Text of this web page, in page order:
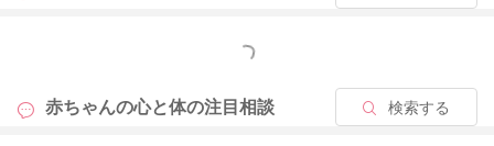
もっと見る
赤ちゃんの心と体の注目相談 検索する